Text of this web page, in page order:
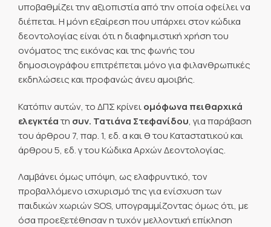
υποβαθμίζει την αξιοπιστία από την οποία οφείλει να
διέπεται. Η μόνη εξαίρεση που υπάρχει στον κώδικα
δεοντολογίας είναι ότι η διαφημιστική χρήση του
ονόματος της εικόνας και της φωνής του
δημοσιογράφου επιτρέπεται μόνο για φιλανθρωπικές
εκδηλώσεις και προφανώς άνευ αμοιβής.
Κατόπιν αυτών, το ΔΠΣ κρίνειομόφωνα πειθαρχικά
ελεγκτέατη συν. Τατιάνα Στεφανίδου, για παράβαση
του άρθρου 7, παρ. 1, εδ. α και θ του Καταστατικού και
άρθρου 5, εδ. γ του Κώδικα Αρχών Δεοντολογίας.
Λαμβάνει όμως υπόψη, ως ελαφρυντικό, τον
προβαλλόμενο ισχυρισμό της για ενίσχυση των
παιδικών χωριών SOS, υπογραμμίζοντας όμως ότι, με
όσα προεξετέθησαν η τυχόν μελλοντική επίκληση